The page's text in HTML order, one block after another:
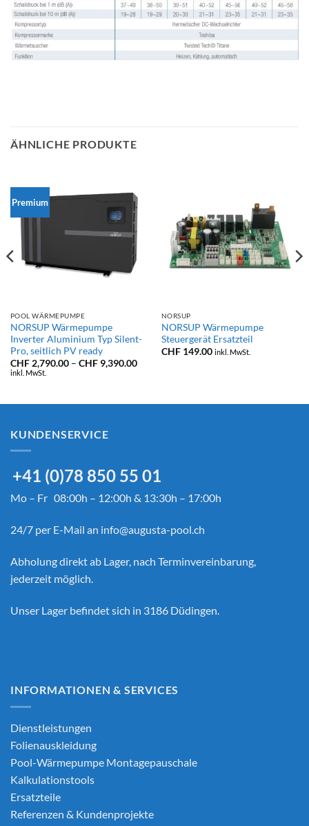
ÄHNLICHE PRODUKTE
Premium
POOL WÄRMEPUMPE
NORSUP Wärmepumpe
Inverter Aluminium Typ Silent-
Pro, seitlich PV ready
CHF2,790.00 – CHF9,390.00Preisspanne:
inkl. MwSt.
NORSUP
NORSUP Wärmepumpe
Steuergerät Ersatzteil
CHF149.00 inkl. MwSt.
2,400.00
4,696.00
KUNDENSERVICE
+41 (0)78 850 55 01
Mo – Fr 08:00h – 12:00h & 13:30h – 17:00h
24/7 per E-Mail an info@augusta-pool.ch
Abholung direkt ab Lager, nach Terminvereinbarung,
jederzeit möglich.
Unser Lager befindet sich in 3186 Düdingen.
INFORMATIONEN & SERVICES
Dienstleistungen
Folienauskleidung
Pool-Wärmepumpe Montagepauschale
Kalkulationstools
Ersatzteile
Referenzen & Kundenprojekte